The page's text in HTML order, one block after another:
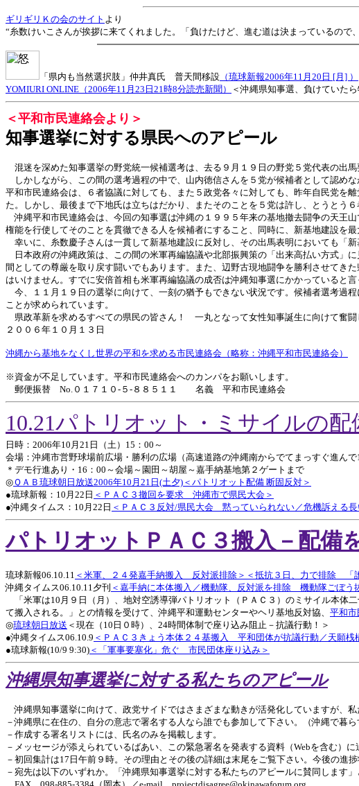
ギリギリＫの会のサイト より
“糸数けいこさんが挨拶に来てくれました。「負けたけど、進む道は決まっているので
「県内も当然選択肢」仲井真氏 普天間移設 （琉球新報2006年11月20日 [月] ）
YOMIURI ONLINE（2006年11月23日21時8分読売新聞）
＜沖縄県知事選、負けていた
＜平和市民連絡会より＞
知事選挙に対する県民へのアピール
混迷を深めた知事選挙の野党統一候補選考は、去る９月１９日の野党５党代表の出
しかしながら、この間の選考過程の中で、山内徳信さんを５党が候補者として認め
平和市民連絡会は、６者協議に対しても、また５政党各々に対しても、昨年自民党を
た。しかし、最後まで下地氏は立ちはだかり、またそのことを５党は許し、とうとう
沖縄平和市民連絡会は、今回の知事選は沖縄の１９９５年来の基地撤去闘争の天王
権能を行使してそのことを貫徹できる人を候補者にすること、同時に、新基地建設を
幸いに、糸数慶子さんは一貫して新基地建設に反対し、その出馬表明においても「
日本政府の沖縄政策は、この間の米軍再編協議や北部振興策の「出来高払い方式」
間としての尊厳を取り戻す闘いでもあります。また、辺野古現地闘争を勝利させてき
はいけません。すでに安倍首相も米軍再編協議の成否は沖縄知事選にかかっていると
今、１１月１９日の選挙に向けて、一刻の猶予もできない状況です。候補者選考過
ことが求められています。
県政革新を求めるすべての県民の皆さん！ 一丸となって女性知事誕生に向けて奮闘
２００６年１０月１３日
沖縄から基地をなくし世界の平和を求める市民連絡会（略称：沖縄平和市民連絡会）
※資金が不足しています。平和市民連絡会へのカンパをお願いします。
郵便振替 No.０１７１０-５-８８５１１ 名義 平和市民連絡会
10.21パトリオット・ミサイルの
日時：2006年10月21日（土）15：00～
会場：沖縄市営野球場前広場・勝利の広場（高速道路の沖縄南からでてまっすぐ進んで
＊デモ行進あり・16：00～会場～園田～胡屋～嘉手納基地第２ゲートまで
◎ＱＡＢ琉球朝日放送2006年10月21日(土夕)＜パトリオット配備 断固反対＞
●琉球新報：10月22日 ＜ＰＡＣ３撤回を要求 沖縄市で県民大会＞
●沖縄タイムス：10月22日 ＜ＰＡＣ３反対/県民大会 黙っていられない／危機訴える長
パトリオットＰＡＣ３搬入－配備
琉球新報06.10.11 ＜米軍、２４発嘉手納搬入 反対派排除＞ ＜抵抗３日、力で排除 「
沖縄タイムス06.10.11夕刊 ＜嘉手納に本体搬入／機動隊、反対派を排除 機動隊ごぼう
「米軍は10月９日（月）、地対空誘導弾パトリオット（ＰＡＣ３）のミサイル本体
て搬入される。」との情報を受けて、沖縄平和運動センターやヘリ基地反対協、 平和市
◎琉球朝日放送 ＜現在（10日０時）、24時間体制で座り込み阻止－抗議行動！＞
●沖縄タイムス06.10.9 ＜ＰＡＣ３きょう本体２４基搬入 平和団体が抗議行動／天願桟
●琉球新報(10/9 9:30) ＜「軍事要塞化」危ぐ 市民団体座り込み＞
沖縄県知事選挙に対する私たちのアピール
沖縄県知事選挙に向けて、政党サイドではさまざまな動きが活発化していますが、私
－沖縄県に在住の、自分の意志で署名する人なら誰でも参加して下さい。（沖縄で暮
－作成する署名リストには、氏名のみを掲載します。
－メッセージが添えられているばあい、この緊急署名を発表する資料（Webを含む）に
－初回集計は17日午前９時。その理由とその後の詳細は末尾をご覧下さい。今後の進
－宛先は以下のいずれか。「沖縄県知事選挙に対する私たちのアピールに賛同します」